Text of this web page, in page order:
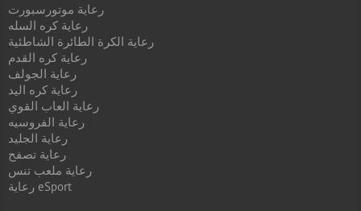
رعاية موتورسبورت
رعاية كره السله
رعاية الكرة الطائرة الشاطئية
رعاية كره القدم
رعاية الجولف
رعاية كره اليد
رعاية العاب القوي
رعاية الفروسيه
رعاية الجليد
رعاية تصفح
رعاية ملعب تنس
رعاية eSport